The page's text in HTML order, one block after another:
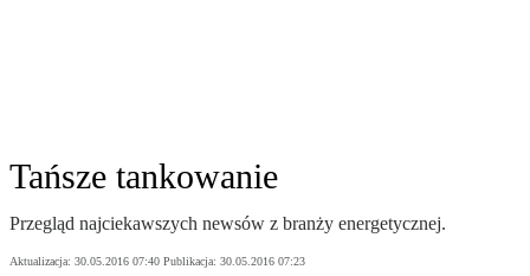
Tańsze tankowanie
Przegląd najciekawszych newsów z branży energetycznej.
Aktualizacja: 30.05.2016 07:40 Publikacja: 30.05.2016 07:23